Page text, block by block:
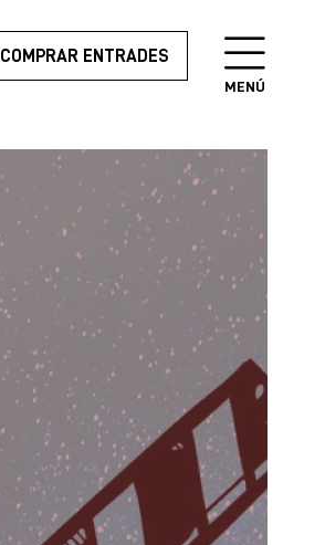
MENÚ
COMPRAR ENTRADES